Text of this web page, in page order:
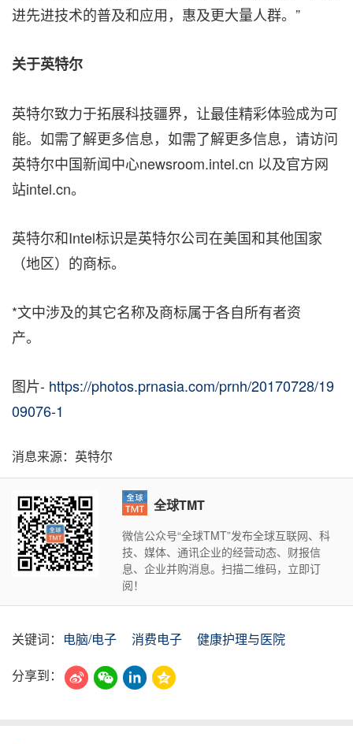
进先进技术的普及和应用，惠及更大量人群。”
关于英特尔
英特尔致力于拓展科技疆界，让最佳精彩体验成为可
能。如需了解更多信息，如需了解更多信息，请访问
英特尔中国新闻中心newsroom.intel.cn 以及官方网
站intel.cn。
英特尔和Intel标识是英特尔公司在美国和其他国家
（地区）的商标。
*文中涉及的其它名称及商标属于各自所有者资
产。
图片- https://photos.prnasia.com/prnh/20170728/19
09076-1
消息来源：英特尔
全球TMT
微信公众号“全球TMT”发布全球互联网、科
技、媒体、通讯企业的经营动态、财报信
息、企业并购消息。扫描二维码，立即订
阅！
关键词： 电脑/电子 消费电子
健康护理与医院
分享到：